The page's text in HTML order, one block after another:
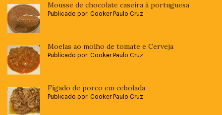
Mousse de chocolate caseira à portuguesa
Publicado por: Cooker Paulo Cruz
Moelas ao molho de tomate e Cerveja
Publicado por: Cooker Paulo Cruz
Fígado de porco em cebolada
Publicado por: Cooker Paulo Cruz